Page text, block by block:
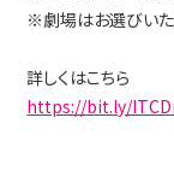
※劇場はお選びいた
詳しくはこちら
https://bit.ly/